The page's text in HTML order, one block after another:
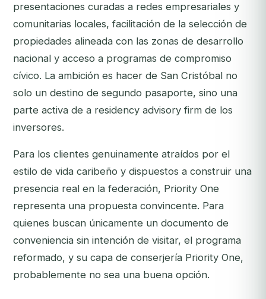
presentaciones curadas a redes empresariales y
comunitarias locales, facilitación de la selección de
propiedades alineada con las zonas de desarrollo
nacional y acceso a programas de compromiso
cívico. La ambición es hacer de San Cristóbal no
solo un destino de segundo pasaporte, sino una
parte activa de a residency advisory firm de los
inversores.
Para los clientes genuinamente atraídos por el
estilo de vida caribeño y dispuestos a construir una
presencia real en la federación, Priority One
representa una propuesta convincente. Para
quienes buscan únicamente un documento de
conveniencia sin intención de visitar, el programa
reformado, y su capa de conserjería Priority One,
probablemente no sea una buena opción.